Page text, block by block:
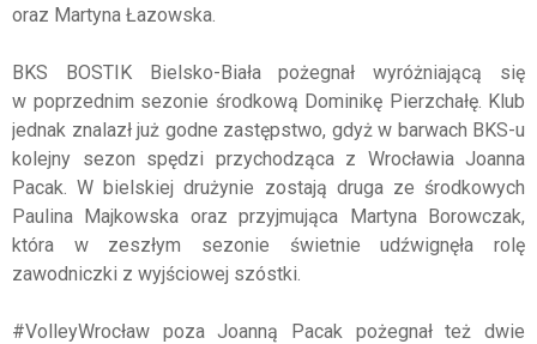
oraz Martyna Łazowska.
BKS BOSTIK Bielsko-Biała pożegnał wyróżniającą się
w poprzednim sezonie środkową Dominikę Pierzchałę. Klub
jednak znalazł już godne zastępstwo, gdyż w barwach BKS-u
kolejny sezon spędzi przychodząca z Wrocławia Joanna
Pacak. W bielskiej drużynie zostają druga ze środkowych
Paulina Majkowska oraz przyjmująca Martyna Borowczak,
która w zeszłym sezonie świetnie udźwignęła rolę
zawodniczki z wyjściowej szóstki.
#VolleyWrocław poza Joanną Pacak pożegnał też dwie